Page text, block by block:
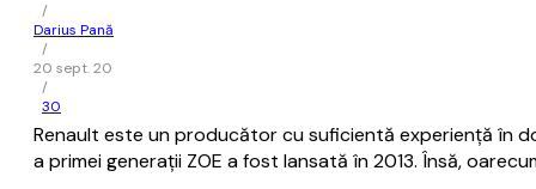
/
Darius Pană
/
20 sept. 20
/
30
Renault este un producător cu suficientă experiență în
a primei generații ZOE a fost lansată în 2013. Însă,